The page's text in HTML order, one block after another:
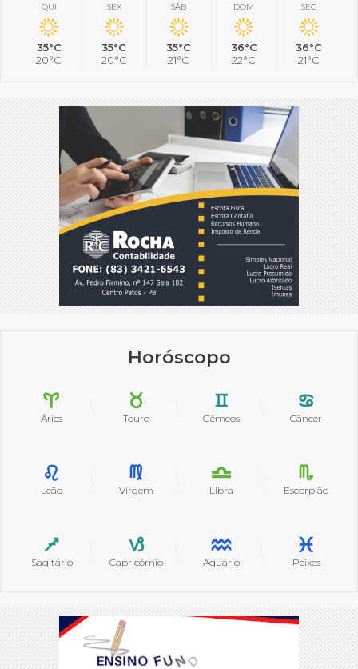
QUI
35°C
20°C
SEX
35°C
20°C
SÁB
35°C
21°C
DOM
36°C
22°C
SEG
36°C
21°C
Horóscopo
Áries Touro Gêmeos Câncer
Leão Virgem Libra Escorpião
Sagitário Capricórnio Aquário Peixes